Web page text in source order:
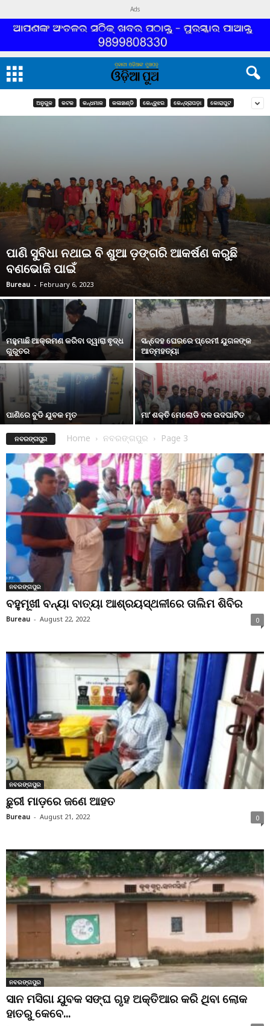
Ads
ଅନୁଗୁଳ କଟକ କନ୍ଧମାଳ କଳାହାଣ୍ଡି କେନ୍ଦୁଝର କେନ୍ଦ୍ରାପଡ଼ା କୋରାପୁଟ
ପାଣି ସୁବିଧା ନଥାଇ ବି ଶୁଆ ଡ଼ଙ୍ଗରି ଆକର୍ଷଣ କରୁଛି
ବଣଭୋଜି ପାଇଁ
Bureau - February 6, 2023
ମହୁମାଛି ଆକ୍ରମଣ କରିବା ଦ୍ୱାରା ଵୃଦ୍ଧ
ଗୁରୁତର
ସନ୍ଦେହ ଘେରରେ ପ୍ରେମୀ ଯୁଗଳଙ୍କ
ଆତ୍ମହତ୍ୟା
ପାଣିରେ ବୁଡି ଯୁବକ ମୃତ ମା’ ଶକ୍ତି ମେଲୋଡି ଦଳ ଉଦଘାଟିତ
ନବରଙ୍ଗପୁର Home ନବରଙ୍ଗପୁର Page 3
ନବରଙ୍ଗପୁର
ବହୁମୂଖୀ ବନ୍ୟା ବାତ୍ୟା ଆଶ୍ରୟସ୍ଥଳୀରେ ତାଲିମ ଶିବିର
Bureau - August 22, 2022 0
ନବରଙ୍ଗପୁର
ଛୁରୀ ମାଡ଼ରେ ଜଣେ ଆହତ
Bureau - August 21, 2022 0
ନବରଙ୍ଗପୁର
ସାନ ମସିଗା ଯୁବକ ସଙ୍ଘ ଗୃହ ଅକ୍ତିଆର କରି ଥିବା ଲୋକ
ହାତରୁ କେବେ...